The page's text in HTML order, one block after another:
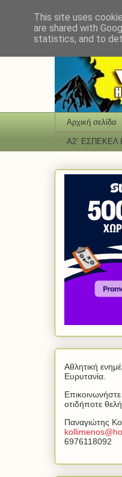
Αρχική σελίδα
Α2΄ ΕΣΠΕΚΕΛ
Αθλητική
Ευρυτανία.
Επικοινωνήστε
οτιδήποτε
Παναγιώτης
kollimenos@
6976118092
This site uses
are shared with
statistics, and to